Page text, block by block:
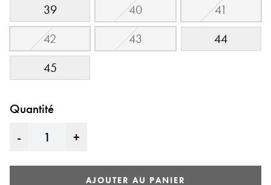
39 40
41
42
43
44
45
Quantité
-
+
AJOUTER AU PANIER